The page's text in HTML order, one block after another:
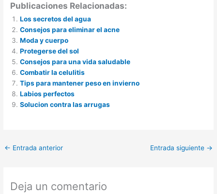
Publicaciones Relacionadas:
Los secretos del agua
Consejos para eliminar el acne
Moda y cuerpo
Protegerse del sol
Consejos para una vida saludable
Combatir la celulitis
Tips para mantener peso en invierno
Labios perfectos
Solucion contra las arrugas
← Entrada anterior Entrada siguiente →
Deja un comentario